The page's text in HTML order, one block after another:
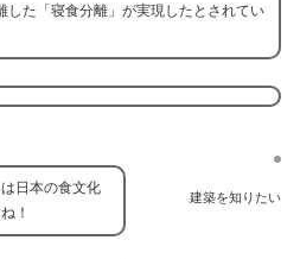
した「寝食分離」が実現したとされてい
建築を知りたい
日本の食文化
！